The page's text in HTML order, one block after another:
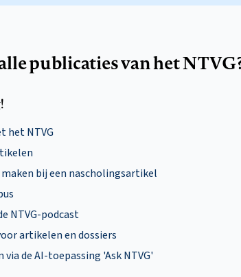
publicaties van het
het NTVG
bij een nascholingsartikel
NTVG-podcast
artikelen en dossiers
de AI-toepassing 'Ask NTVG'